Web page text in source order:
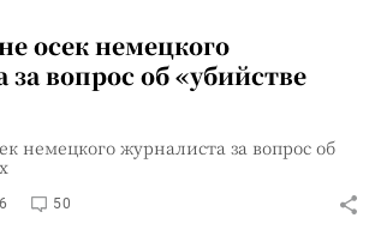
осек немецкого
вопрос об «убийстве
немецкого журналиста за вопрос об
50